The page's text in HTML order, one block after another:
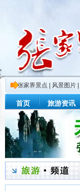
张家界景点 风景图片
首页 旅游资讯